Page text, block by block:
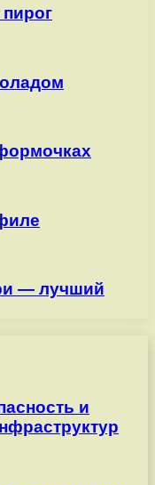
— лучший
и